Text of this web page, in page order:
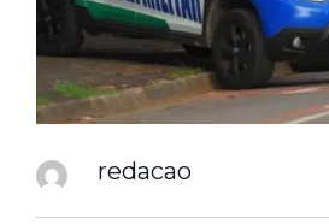
redacao